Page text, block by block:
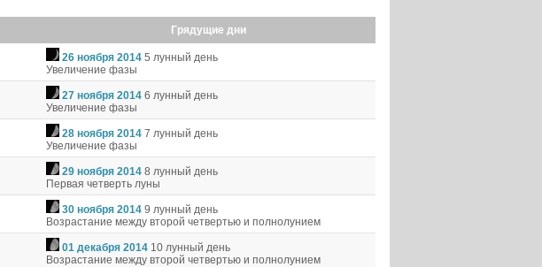
Грядущие дни
26 ноября 2014 5 лунный день
Увеличение фазы
27 ноября 2014 6 лунный день
Увеличение фазы
28 ноября 2014 7 лунный день
Увеличение фазы
29 ноября 2014 8 лунный день
Первая четверть луны
30 ноября 2014 9 лунный день
Возрастание между второй четвертью и полнолунием
01 декабря 2014 10 лунный день
Возрастание между второй четвертью и полнолунием